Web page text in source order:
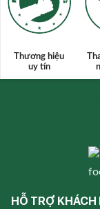
Thương hiệu
uy tín
HỖ TRỢ KHÁCH